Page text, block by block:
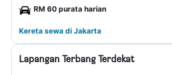
RM 60 purata harian
Kereta sewa di Jakarta
Lapangan Terbang Terdekat